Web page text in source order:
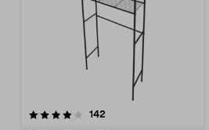
142
4.5 viidestä